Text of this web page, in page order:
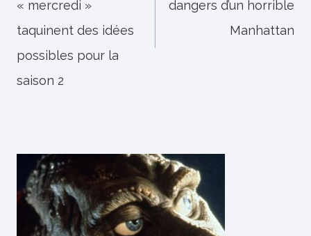
« mercredi »
taquinent des idées
possibles pour la
saison 2
dangers d’un horrible
Manhattan